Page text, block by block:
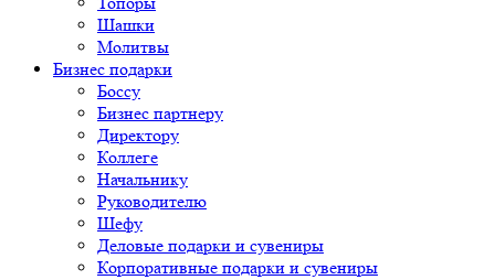
Шашки
Молитвы
Бизнес подарки
Боссу
Бизнес партнеру
Директору
Коллеге
Начальнику
Руководителю
Шефу
Деловые подарки и сувениры
Корпоративные подарки и сувениры